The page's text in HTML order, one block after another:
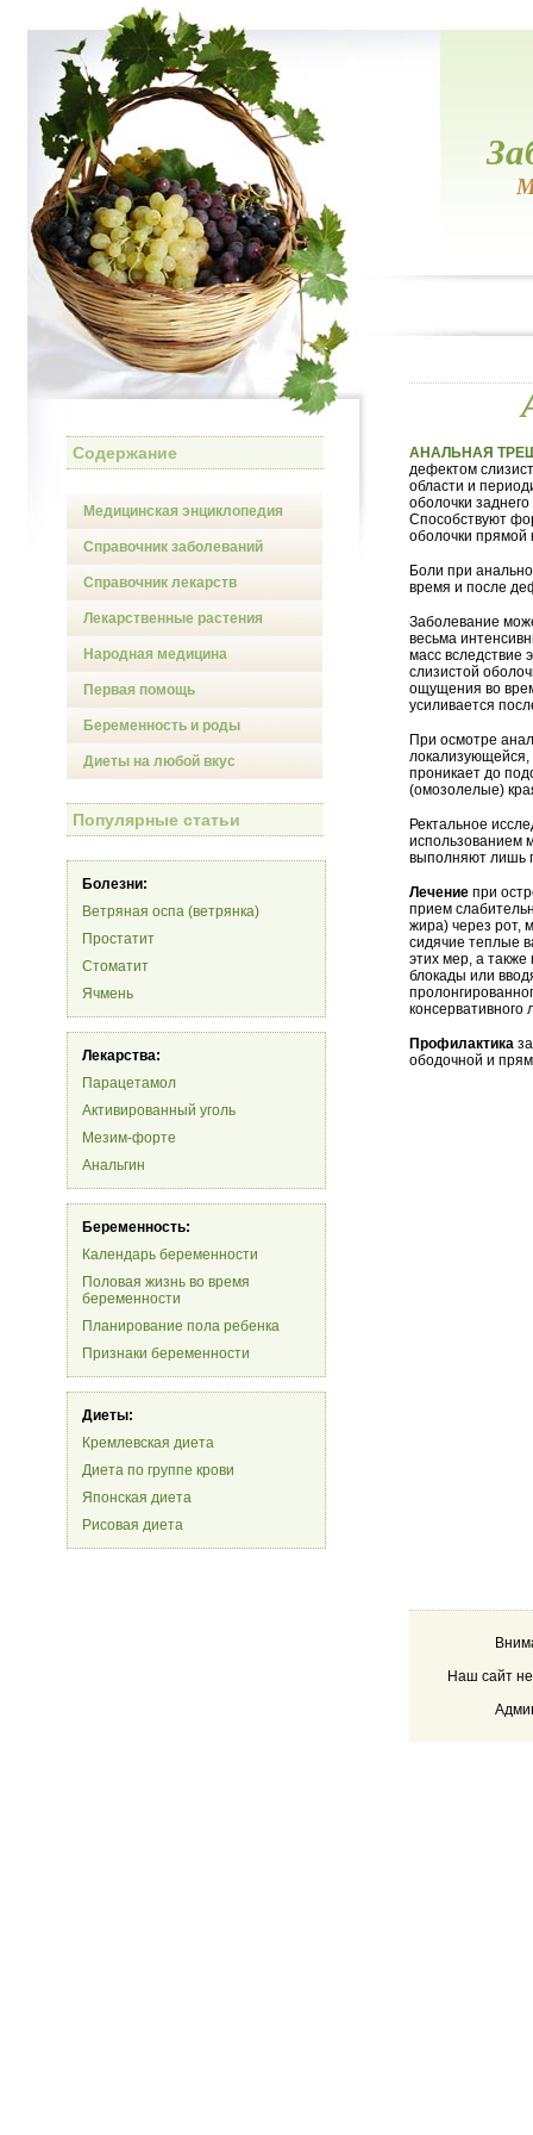
Содержание
Медицинская энциклопедия
Справочник заболеваний
Справочник лекарств
Лекарственные растения
Народная медицина
Первая помощь
Беременность и роды
Диеты на любой вкус
Популярные статьи
Болезни:
Ветряная оспа (ветрянка)
Простатит
Стоматит
Ячмень
Лекарства:
Парацетамол
Активированный уголь
Мезим-форте
Анальгин
Беременность:
Календарь беременности
Половая жизнь во время
беременности
Планирование пола ребенка
Признаки беременности
Диеты:
Кремлевская диета
Диета по группе крови
Японская диета
Рисовая диета
АНАЛЬНАЯ
дефектом
области и
оболочки
Способствуют
оболочки прямой
Боли при
время и после
Заболевание
весьма
масс вследствие
слизистой
ощущения во
усиливается
При осмотре
локализующейся,
проникает до
(омозолелые)
Ректальное
использованием
выполняют лишь
Лечение при
прием
жира) через рот,
сидячие теплые
этих мер, а
блокады или
Профилактика
ободочной и
Наш сайт